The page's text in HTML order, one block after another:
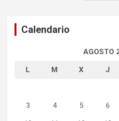
Calendario
AGOSTO
L M X J
3 4 5 6